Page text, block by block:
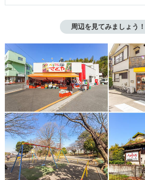
周辺を見てみましょう！